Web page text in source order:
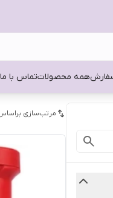
همه محصولاتتماس با ما
مرتب‌سازی